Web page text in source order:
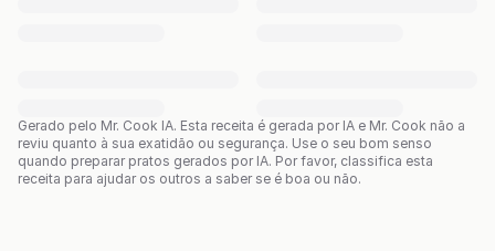
Gerado pelo Mr. Cook IA. Esta receita é gerada por IA e Mr. Cook não a
reviu quanto à sua exatidão ou segurança. Use o seu bom senso
quando preparar pratos gerados por IA. Por favor, classifica esta
receita para ajudar os outros a saber se é boa ou não.